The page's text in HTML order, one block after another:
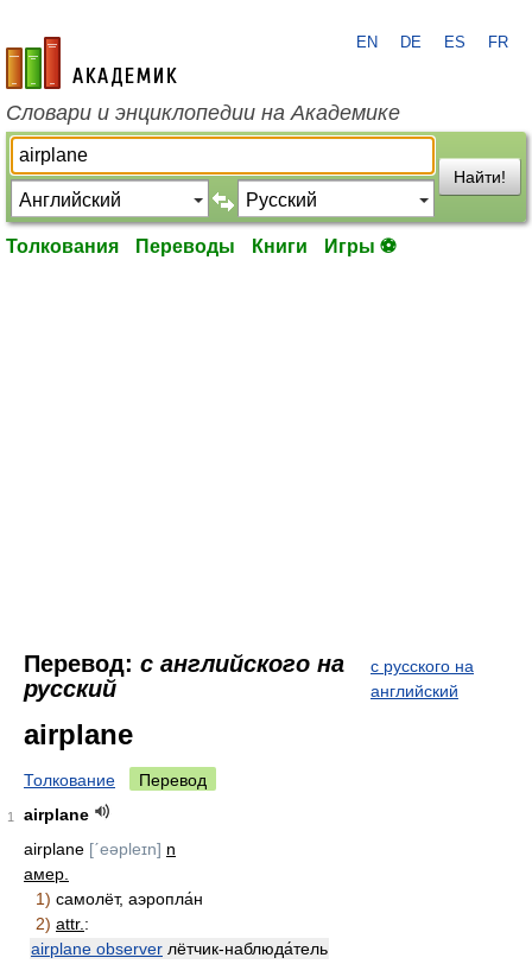
academic.ru
EN DE ES FR
Словари и энциклопедии на Академике
Найти!
Толкования Переводы Книги Игры ⚽
Перевод: с английского на
русский
с русского на
английский
airplane
Толкование Перевод
1
airplane
airplane [ˊeəpleɪn] n
амер.
1) самолёт, аэропла́н
2) attr. :
airplane observer лётчик-наблюда́тель